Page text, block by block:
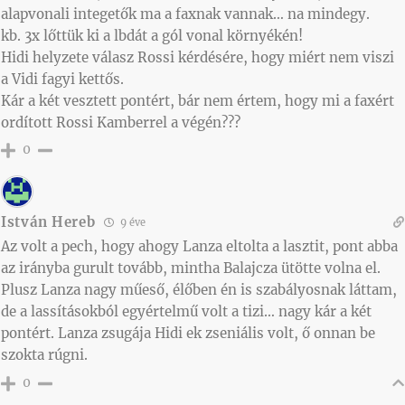
alapvonali integetők ma a faxnak vannak… na mindegy.
kb. 3x lőttük ki a lbdát a gól vonal környékén!
Hidi helyzete válasz Rossi kérdésére, hogy miért nem viszi
a Vidi fagyi kettős.
Kár a két vesztett pontért, bár nem értem, hogy mi a faxért
ordított Rossi Kamberrel a végén???
0
István Hereb 9 éve
Az volt a pech, hogy ahogy Lanza eltolta a lasztit, pont abba
az irányba gurult tovább, mintha Balajcza ütötte volna el.
Plusz Lanza nagy műeső, élőben én is szabályosnak láttam,
de a lassításokból egyértelmű volt a tizi… nagy kár a két
pontért. Lanza zsugája Hidi ek zseniális volt, ő onnan be
szokta rúgni.
0